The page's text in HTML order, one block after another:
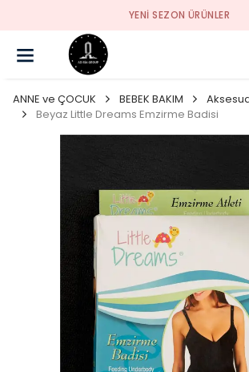
YENI SEZON ÜRÜNLER
ANNE ve ÇOCUK BEBEK BAKIM
Beyaz Little Dreams Emzirme Badisi